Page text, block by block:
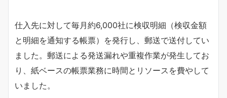
仕入先に対して毎月約6,000社に検収明細（検収金額
と明細を通知する帳票）を発行し、郵送で送付してい
ました。郵送による発送漏れや重複作業が発生してお
り、紙ベースの帳票業務に時間とリソースを費やして
いました。